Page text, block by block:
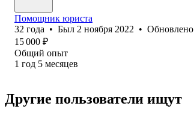
Помощник юриста
32 года • Был 2 ноября 2022 • Обновлено
15 000 ₽
Общий опыт
1 год 5 месяцев
Другие пользователи ищут